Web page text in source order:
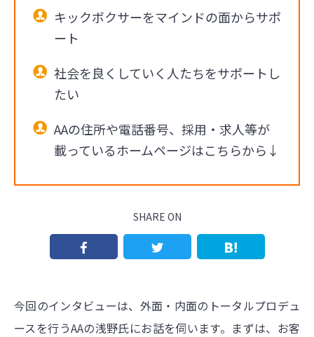
キックボクサーをマインドの面からサポ
ート
社会を良くしていく人たちをサポートし
たい
AAの住所や電話番号、採用・求人等が
載っているホームページはこちらから↓
SHARE ON
今回のインタビューは、外面・内面のトータルプロデュ
ースを行うAAの浅野氏にお話を伺います。まずは、お客